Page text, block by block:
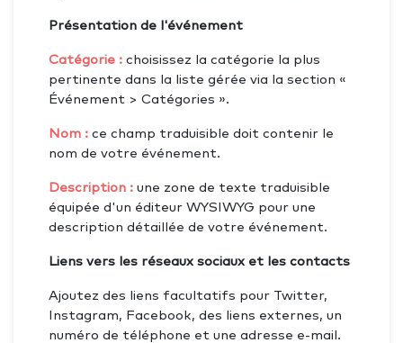
Présentation de l'événement
Catégorie : choisissez la catégorie la plus
pertinente dans la liste gérée via la section «
Événement > Catégories ».
Nom : ce champ traduisible doit contenir le
nom de votre événement.
Description : une zone de texte traduisible
équipée d'un éditeur WYSIWYG pour une
description détaillée de votre événement.
Liens vers les réseaux sociaux et les contacts
Ajoutez des liens facultatifs pour Twitter,
Instagram, Facebook, des liens externes, un
numéro de téléphone et une adresse e-mail.